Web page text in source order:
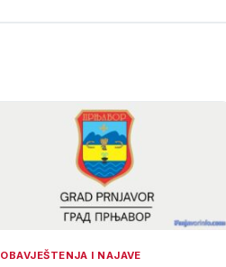
OBAVJEŠTENJA I NAJAVE